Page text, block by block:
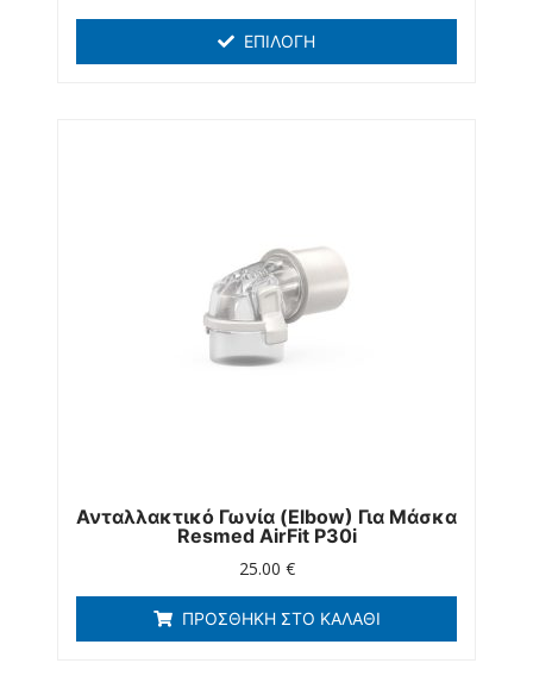
ΕΠΙΛΟΓΉ
Ανταλλακτικό Γωνία (elbow) Για Μάσκα
Resmed AirFit P30i
25.00 €
ΠΡΟΣΘΉΚΗ ΣΤΟ ΚΑΛΆΘΙ